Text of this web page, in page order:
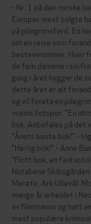
- Nr. 1 på den norske
Europas mest solgte
på pilegrimsferd. En
om en reise som
bestevenninner. Hver
de fem damene i sin
gang i året hygger de
dette året er alt
og vil foreta en
manns fotspor. "En
bok. Anbefales på det
"Årets beste bok!" -
"Herlig bok!" - Anne
"Flott bok, en
Notabene
Merete, Ark Ullevål.
mange år arbeidet i
av filmmanus og hatt